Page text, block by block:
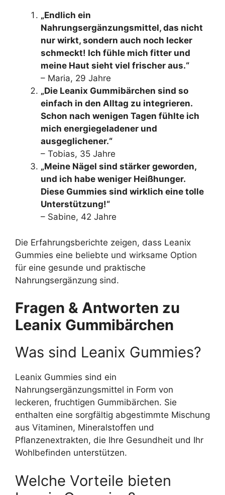
„Endlich ein
Nahrungsergänzungsmittel, das nicht
nur wirkt, sondern auch noch lecker
schmeckt! Ich fühle mich fitter und
meine Haut sieht viel frischer aus.“
– Maria, 29 Jahre
„Die Leanix Gummibärchen sind so
einfach in den Alltag zu integrieren.
Schon nach wenigen Tagen fühlte ich
mich energiegeladener und
ausgeglichener.“
– Tobias, 35 Jahre
„Meine Nägel sind stärker geworden,
und ich habe weniger Heißhunger.
Diese Gummies sind wirklich eine tolle
Unterstützung!“
– Sabine, 42 Jahre
Die Erfahrungsberichte zeigen, dass Leanix
Gummies eine beliebte und wirksame Option
für eine gesunde und praktische
Nahrungsergänzung sind.
Fragen & Antworten zu
Leanix Gummibärchen
Was sind Leanix Gummies?
Leanix Gummies sind ein
Nahrungsergänzungsmittel in Form von
leckeren, fruchtigen Gummibärchen. Sie
enthalten eine sorgfältig abgestimmte Mischung
aus Vitaminen, Mineralstoffen und
Pflanzenextrakten, die Ihre Gesundheit und Ihr
Wohlbefinden unterstützen.
Welche Vorteile bieten